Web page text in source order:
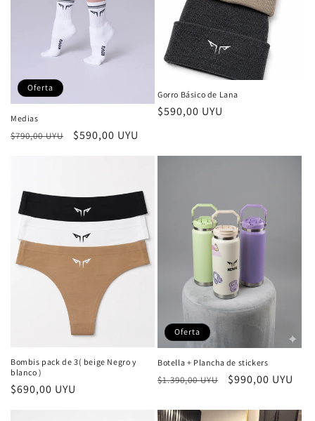
Oferta
Medias
Precio
$790,00 UYU
Precio
$590,00 UYU
Gorro Básico de Lana
Precio
$590,00 UYU
Bombis pack de 3( beige Negro y
blanco )
Precio
$690,00 UYU
Oferta
Botella + Plancha de stickers
Precio
$1.390,00 UYU
Precio
oferta
$990,00 UYU